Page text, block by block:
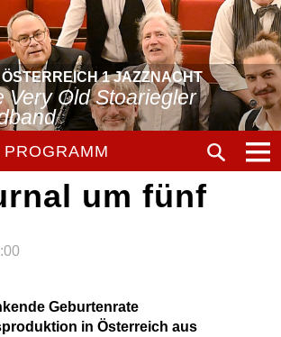
1 JAZZNACHT
Very Old Stoariegler
PROGRAMM
um fünf
Geburtenrate
in Österreich aus